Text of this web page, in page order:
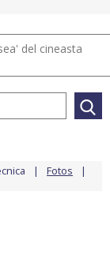
del cineasta
Fotos